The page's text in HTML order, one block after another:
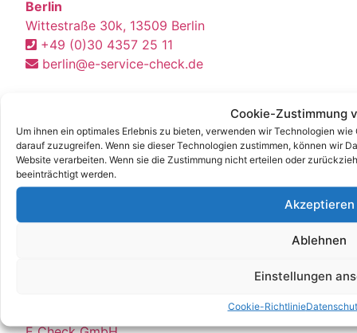
Cookie-Zustimmung
Um ihnen ein optimales Erlebnis zu bieten, verwenden wir Technologien
darauf zuzugreifen. Wenn sie dieser Technologien zustimmen, können wir
Website verarbeiten. Wenn sie die Zustimmung nicht erteilen oder
beeinträchtigt werden.
Akzeptieren
Ablehnen
Einstellungen
Cookie-Richtlinie
Berlin
Wittestraße 30k, 13509 Berlin
+49 (0)30 4357 25 11
berlin@e-service-check.de
* Hierbei handelt es sich weder um Niederlassungen, noch Werkstätten o.ä.,
sondern um reine Korrespondenz-Adressen, an die Sie Ihre Anrufe und Post
richten können und wo wir Sie nach vorheriger Terminvereinbarung gerne
persönlich empfangen.
Partner: